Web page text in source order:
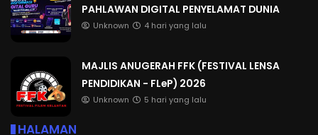
PAHLAWAN DIGITAL PENYELAMAT DUNIA
Unknown 4 hari yang lalu
MAJLIS ANUGERAH FFK (FESTIVAL LENSA
PENDIDIKAN - FLeP) 2026
Unknown 5 hari yang lalu
HALAMAN